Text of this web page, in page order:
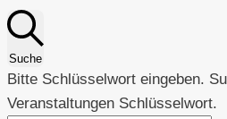
Suche
Bitte Schlüsselwort eingeben.
Veranstaltungen Schlüsselwort.